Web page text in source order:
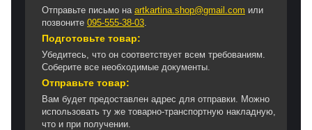
Отправьте письмо на artkartina.shop@gmail.com или
позвоните 095-555-38-03
Подготовьте товар:
Убедитесь, что он соответствует всем требованиям.
Соберите все необходимые документы.
Отправьте товар:
Вам будет предоставлен адрес для отправки. Можно
использовать ту же товарно-транспортную накладную,
что и при получении.